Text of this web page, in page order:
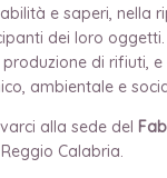
e saperi, nella
dei loro
di rifiuti, e
ambientale e
alla sede del
Calabria.